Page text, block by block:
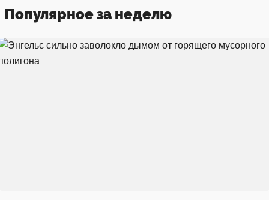
Популярное за неделю